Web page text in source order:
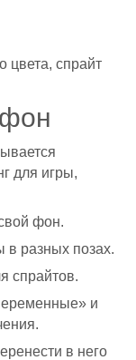
цвета, спрайт
для игры,
фон.
в разных позах.
спрайтов.
и
в него